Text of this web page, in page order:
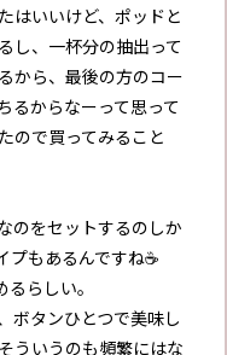
はいいけど、ポッドと
し、一杯分の抽出って
から、最後の方のコー
るからなーって思って
ので買ってみること
のをセットするのしか
プもあるんですね☕️
らしい。
ボタンひとつで美味し
ういうのも頻繁にはな